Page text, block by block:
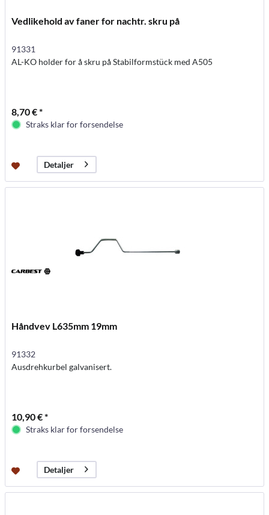
Vedlikehold av faner for nachtr. skru på
91331
AL-KO holder for å skru på Stabilformstück med A505
8,70 € *
Straks klar for forsendelse
Detaljer
Håndvev L635mm 19mm
91332
Ausdrehkurbel galvanisert.
10,90 € *
Straks klar for forsendelse
Detaljer